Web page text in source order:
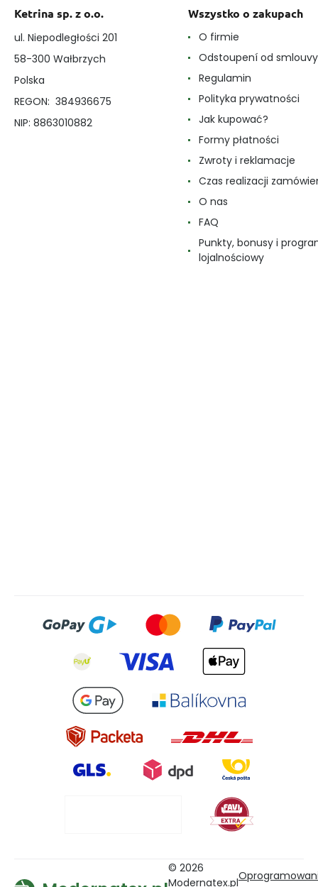
Ketrina sp. z o.o.
ul. Niepodległości 201
58-300 Wałbrzych
Polska
REGON: 384936675
NIP: 8863010882
Wszystko o zakupach
O firmie
Odstoupení od smlouvy
Regulamin
Polityka prywatności
Jak kupować?
Formy płatności
Zwroty i reklamacje
Czas realizacji
O nas
FAQ
Punkty, bonusy i
lojalnościowy
© 2026
Modernatex.pl